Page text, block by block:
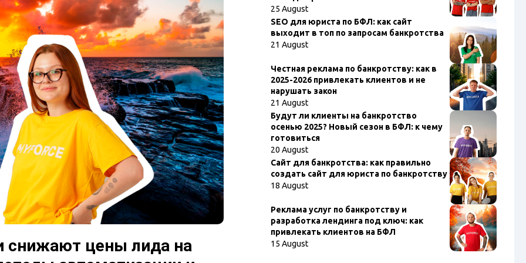
снижают цены лида на
25 August
SEO для юриста по БФЛ: как сайт
выходит в топ по запросам банкротства
21 August
Честная реклама по банкротству: как в
2025-2026 привлекать клиентов и не
нарушать закон
21 August
Будут ли клиенты на банкротство
осенью 2025? Новый сезон в БФЛ: к чему
готовиться
20 August
Сайт для банкротства: как правильно
создать сайт для юриста по банкротству
18 August
Реклама услуг по банкротству и
разработка лендинга под ключ: как
привлекать клиентов на БФЛ
15 August